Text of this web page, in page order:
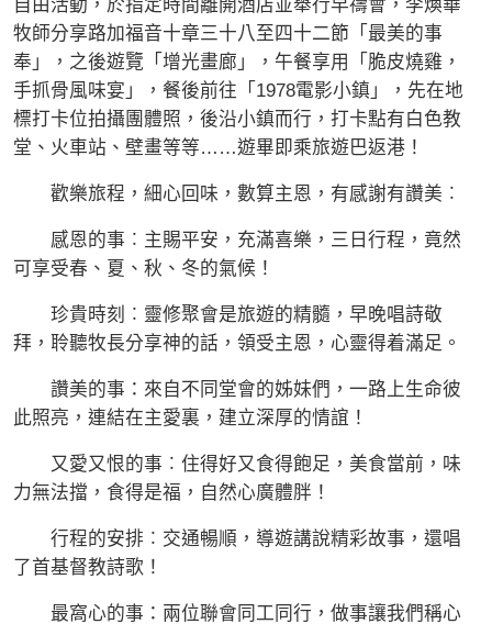
自由活動，於指定時間離開酒店並舉行早禱會，李煥華
牧師分享路加福音十章三十八至四十二節「最美的事
奉」，之後遊覽「增光畫廊」，午餐享用「脆皮燒雞，
手抓骨風味宴」，餐後前往「1978電影小鎮」，先在地
標打卡位拍攝團體照，後沿小鎮而行，打卡點有白色教
堂、火車站、壁畫等等……遊畢即乘旅遊巴返港！
歡樂旅程，細心回味，數算主恩，有感謝有讚美︰
感恩的事︰主賜平安，充滿喜樂，三日行程，竟然
可享受春、夏、秋、冬的氣候！
珍貴時刻︰靈修聚會是旅遊的精髓，早晚唱詩敬
拜，聆聽牧長分享神的話，領受主恩，心靈得着滿足。
讚美的事：來自不同堂會的姊妹們，一路上生命彼
此照亮，連結在主愛裏，建立深厚的情誼！
又愛又恨的事︰住得好又食得飽足，美食當前，味
力無法擋，食得是福，自然心廣體胖！
行程的安排︰交通暢順，導遊講說精彩故事，還唱
了首基督教詩歌！
最窩心的事：兩位聯會同工同行，做事讓我們稱心